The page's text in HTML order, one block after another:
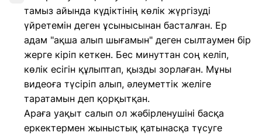
тамыз айында күдіктінің көлік жүргізуді
үйретемін деген ұсынысынан басталған. Ер
адам "ақша алып шығамын" деген сылтаумен бір
жерге кіріп кеткен. Бес минуттан соң келіп,
көлік есігін құлыптап, қызды зорлаған. Мұны
видеоға түсіріп алып, әлеуметтік желіге
таратамын деп қорқытқан.
Араға уақыт салып ол жәбірленушіні басқа
еркектермен жыныстық қатынасқа түсуге